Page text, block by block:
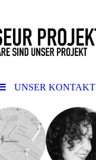
UNSER KONTAKT